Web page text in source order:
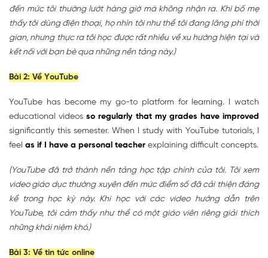
đến mức tôi thường lướt hàng giờ mà không nhận ra. Khi bố mẹ
thấy tôi dùng điện thoại, họ nhìn tôi như thể tôi đang lãng phí thời
gian, nhưng thực ra tôi học được rất nhiều về xu hướng hiện tại và
kết nối với bạn bè qua những nền tảng này.)
Bài 2: Về YouTube
YouTube has become my go-to platform for learning. I watch
educational videosso regularly that my grades have improved
significantly this semester. When I study with YouTube tutorials, I
feel as if I have a personal teacher explaining difficult concepts.
(YouTube đã trở thành nền tảng học tập chính của tôi. Tôi xem
video giáo dục thường xuyên đến mức điểm số đã cải thiện đáng
kể trong học kỳ này. Khi học với các video hướng dẫn trên
YouTube, tôi cảm thấy như thể có một giáo viên riêng giải thích
những khái niệm khó.)
Bài 3: Về tin tức online